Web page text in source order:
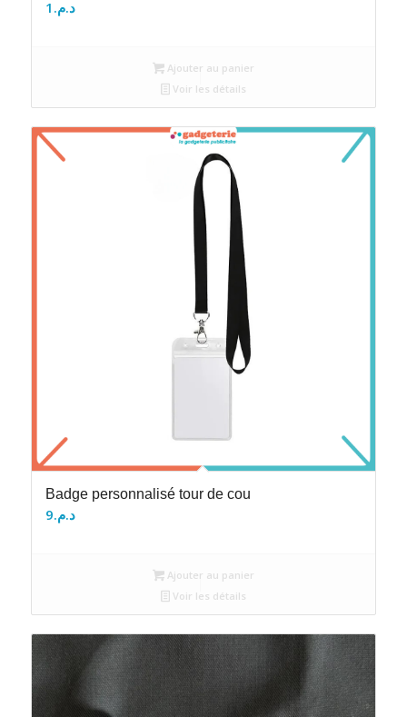
د.م. 1
Ajouter au panier
Voir les détails
Badge personnalisé tour de cou
د.م.9
Ajouter au panier
Voir les détails